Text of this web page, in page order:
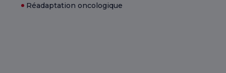
Réadaptation oncologique